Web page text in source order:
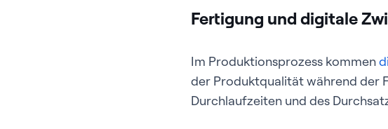
Fertigung und digitale
Im Produktionsprozess kommen
der Produktqualität während der
Durchlaufzeiten und des